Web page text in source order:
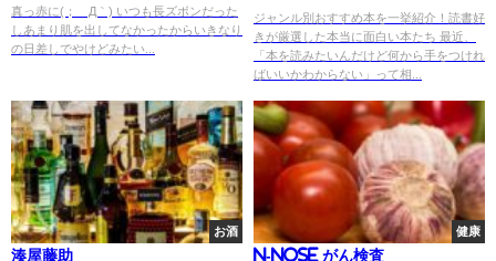
真っ赤に(；´Д｀) いつも長ズボンだった
しあまり肌を出してなかったからいきなり
の日差しでやけどみたい...
面白い本たち
ジャンル別おすすめ本を一挙紹介！読書好
きが厳選した本当に面白い本たち 最近、
「本を読みたいんだけど何から手をつけれ
ばいいかわからない」って相...
お酒
湊屋藤助
健康
N-NOSE がん検査